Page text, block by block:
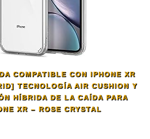
COMPATIBLE CON IPHONE XR
TECNOLOGÍA AIR CUSHION Y
HÍBRIDA DE LA CAÍDA PARA
XR – ROSE CRYSTAL